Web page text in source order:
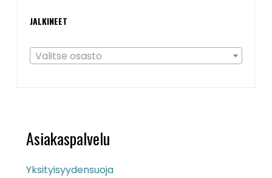
JALKINEET
Valitse osasto
Asiakaspalvelu
Yksityisyydensuoja